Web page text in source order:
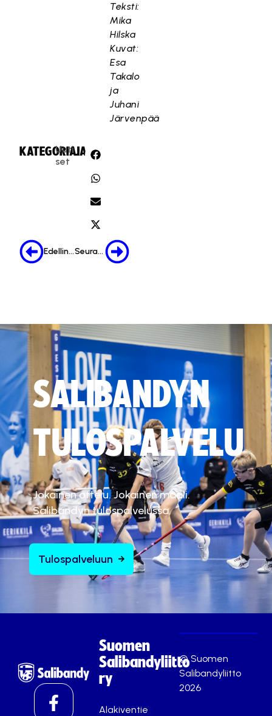
Teksti:
Mika
Hilska
Kuvat:
Esa
Takalo
ja
Juhani
Järvenpää
KATEGORIA:
Uuti
set
JAA:
Edellinen Seuraava
SALIBANDYN
TULOSPALVELU
Jokainen ottelu. Jokainen maali.
Salibandyn tulospalvelussa.
Tulospalveluun
Suomen
Salibandyliitto
ry
Alakiventie
© Suomen
Salibandyliitto
2026